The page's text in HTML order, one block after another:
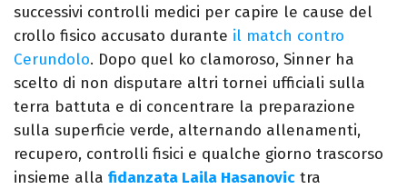
successivi controlli medici per capire le cause del
crollo fisico accusato durante il match contro
Cerundolo. Dopo quel ko clamoroso, Sinner ha
scelto di non disputare altri tornei ufficiali sulla
terra battuta e di concentrare la preparazione
sulla superficie verde, alternando allenamenti,
recupero, controlli fisici e qualche giorno trascorso
insieme alla fidanzata Laila Hasanovic tra